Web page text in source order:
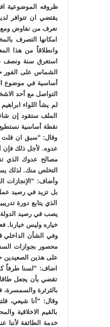
ظروفه الموضوعية
يقتضي ان تتوافر
نعرف من نفاوض ومع
امكانها التصرف
وانطلاقاً من هذا
استغرق سنة ونصف
الشماس على الفور
أساسية في موضوع
التواصل مع أحد
لم يشأ اللواء
الملف ستقود إن
نقطة أساسية نستطيع
وقال: “سبق ان قلت
عدوه. لأجل ذلك فإن
مصالح عدوك الذي
التخلص منك. لذلك
وأضاف: “الإنجازات
بل تزيد في رصيد
الذي يتابع دورة
يصب في رصيد الدولة
خياره وليس خيارنا.
وفي الشأن الداخلي
محصور بجوازات
على هذين الصعيدين
اضاف: “لسنا طرفاً
تقضي بأن يجعل
بالثرثرة والسمسرة،
وقال: “أنا شيعي،
بالقيم الاخلاقية
خدمة الطائفة لأننا